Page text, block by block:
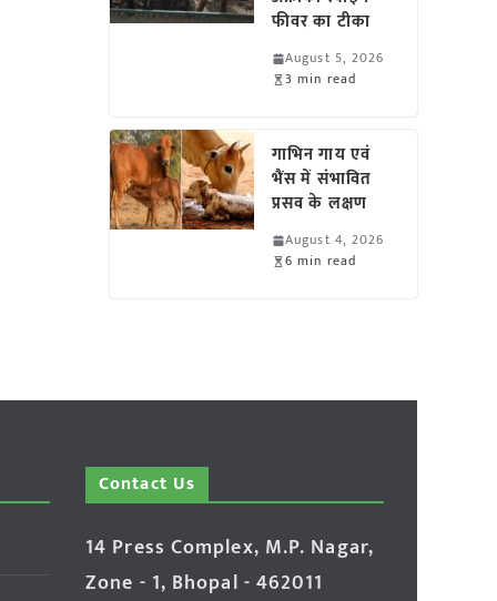
फीवर का टीका
August 5, 2026
3 min read
गाभिन गाय एवं
भैंस में संभावित
प्रसव के लक्षण
August 4, 2026
6 min read
Contact Us
14 Press Complex, M.P. Nagar,
Zone - 1, Bhopal - 462011